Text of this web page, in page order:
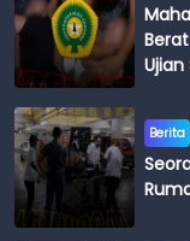
Ujian
Berita